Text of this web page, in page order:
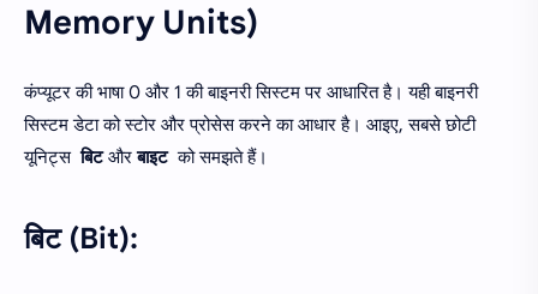
Memory Units)
कंप्यूटर की भाषा 0 और 1 की बाइनरी सिस्टम पर आधारित है। यही बाइनरी
सिस्टम डेटा को स्टोर और प्रोसेस करने का आधार है। आइए, सबसे छोटी
यूनिट्सबिटऔरबाइटको समझते हैं।
बिट (Bit):